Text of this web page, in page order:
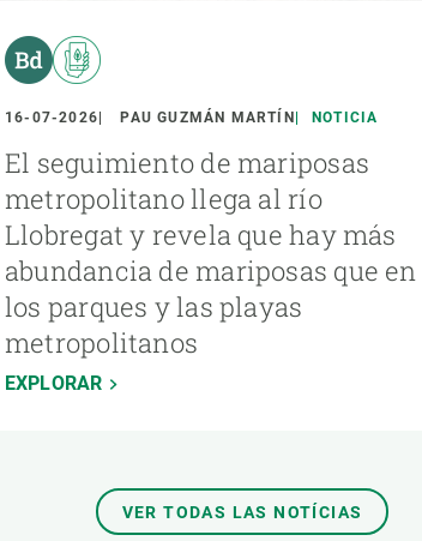
16-07-2026 PAU GUZMÁN MARTÍN NOTICIA
El seguimiento de mariposas
metropolitano llega al río
Llobregat y revela que hay más
abundancia de mariposas que en
los parques y las playas
metropolitanos
EXPLORAR
VER TODAS LAS NOTÍCIAS